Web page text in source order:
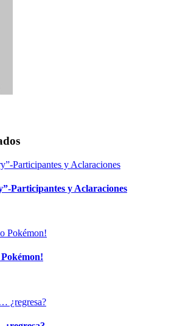
Participantes y Aclaraciones